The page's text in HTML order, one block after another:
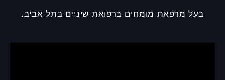
בעל מרפאת מומחים ברפואת שיניים בתל אביב.